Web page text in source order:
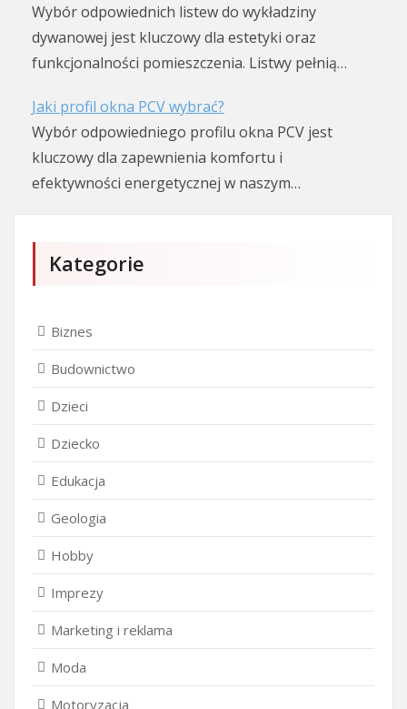
Wybór odpowiednich listew do wykładziny
dywanowej jest kluczowy dla estetyki oraz
funkcjonalności pomieszczenia. Listwy pełnią…
Jaki profil okna PCV wybrać?
Wybór odpowiedniego profilu okna PCV jest
kluczowy dla zapewnienia komfortu i
efektywności energetycznej w naszym…
Kategorie
Biznes
Budownictwo
Dzieci
Dziecko
Edukacja
Geologia
Hobby
Imprezy
Marketing i reklama
Moda
Motoryzacja